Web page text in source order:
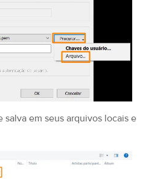
salva em seus arquivos locais e